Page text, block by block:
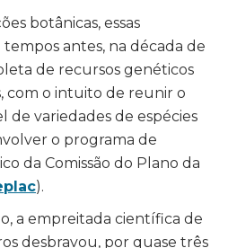
botânicas, essas
antes, na década de
de recursos genéticos
com o intuito de reunir o
de variedades de espécies
o programa de
da Comissão do Plano da
).
a empreitada científica de
desbravou, por quase três